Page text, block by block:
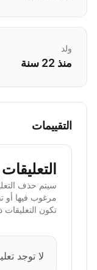
ولد
منذ 22 سنة
التقييمات
التعليقات
سيتم حذف
مرغوب فيها أو
تكون
لا توجد